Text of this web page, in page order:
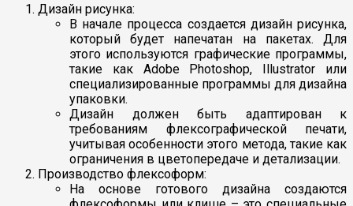
Дизайн рисунка:
В начале процесса создается дизайн рисунка,
который будет напечатан на пакетах. Для
этого используются графические программы,
такие как Adobe Photoshop, Illustrator или
специализированные программы для дизайна
упаковки.
Дизайн должен быть адаптирован к
требованиям флексографической печати,
учитывая особенности этого метода, такие как
ограничения в цветопередаче и детализации.
Производство флексоформ:
На основе готового дизайна создаются